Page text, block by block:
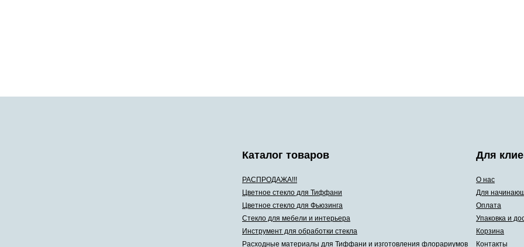
Каталог товаров
РАСПРОДАЖА!!!
Цветное стекло для Тиффани
Цветное стекло для Фьюзинга
Стекло для мебели и интерьера
Инструмент для обработки стекла
Расходные материалы для Тиффани и изготовления флорариумов
Для
О нас
Для
Оплата
Упаковка и
Корзина
Контакты